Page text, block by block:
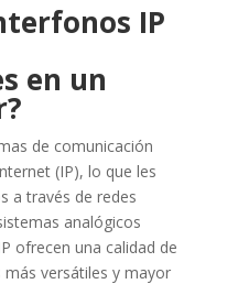
IP
en un
de comunicación
(IP), lo que les
a través de redes
analógicos
ofrecen una calidad de
versátiles y mayor